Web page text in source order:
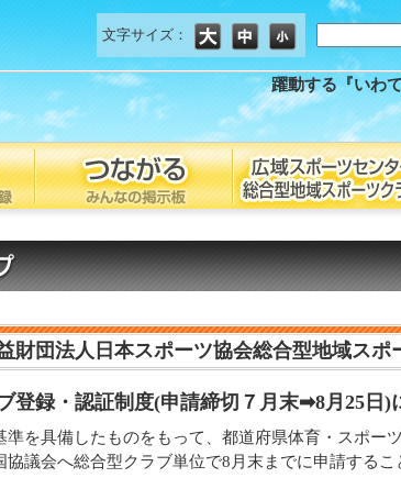
文字サイズ：
躍動する『いわ
財団法人日本スポーツ協会総合型地域スポ
登録・認証制度(申請締切７月末➡8月25日)
を具備したものをもって、都道府県体育・スポー
議会へ総合型クラブ単位で8月末までに申請するこ